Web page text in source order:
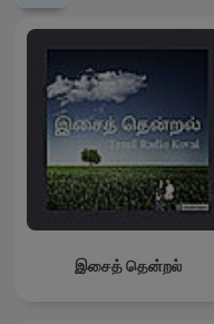
இசைத் தென்றல்